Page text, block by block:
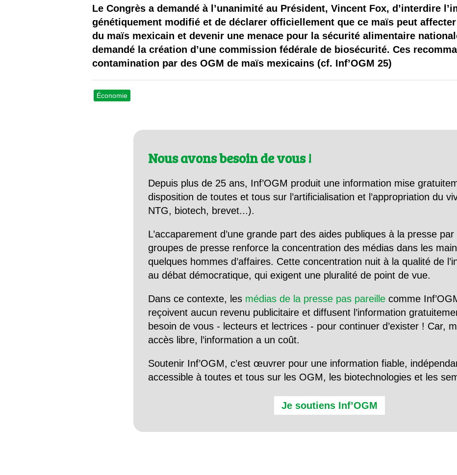
Il y a semence…. et semence
Quels sont les avantages et les inconvénients des OGM ?
Le Congrès a demandé à l’unanimité au Président, Vincent Fox, d’interdire
génétiquement modifié et de déclarer officiellement que ce maïs peut
du maïs mexicain et devenir une menace pour la sécurité alimentaire
demandé la création d’une commission fédérale de biosécurité. Ces
contamination par des OGM de maïs mexicains (cf. Inf’OGM 25)
Économie
Nous avons besoin de vous !
Depuis plus de 25 ans, Inf’OGM produit une information mise
disposition de toutes et tous sur l’artificialisation et l’appropriation du
NTG, biotech, brevet...).
L’accaparement d’une grande part des aides publiques à la presse
groupes de presse renforce la concentration des médias dans les
quelques hommes d’affaires. Cette concentration nuit à la qualité de
au débat démocratique, qui exigent une pluralité de point de vue.
Dans ce contexte, les médias de la presse pas pareille comme
reçoivent aucun revenu publicitaire et diffusent l’information
besoin de vous - lecteurs et lectrices - pour continuer d’exister ! Car,
accès libre, l’information a un coût.
Soutenir Inf’OGM, c’est œuvrer pour une information fiable,
accessible à toutes et tous sur les OGM, les biotechnologies et les
Je soutiens Inf’OGM